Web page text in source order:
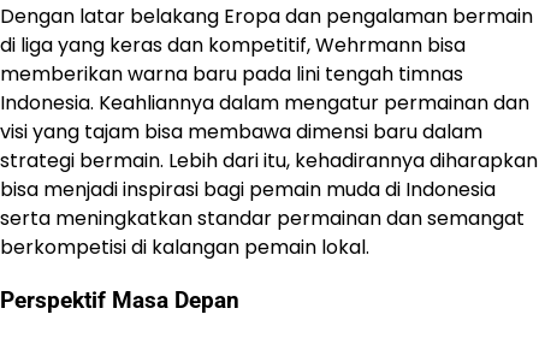
Dengan latar belakang Eropa dan pengalaman bermain
di liga yang keras dan kompetitif, Wehrmann bisa
memberikan warna baru pada lini tengah timnas
Indonesia. Keahliannya dalam mengatur permainan dan
visi yang tajam bisa membawa dimensi baru dalam
strategi bermain. Lebih dari itu, kehadirannya diharapkan
bisa menjadi inspirasi bagi pemain muda di Indonesia
serta meningkatkan standar permainan dan semangat
berkompetisi di kalangan pemain lokal.
Perspektif Masa Depan